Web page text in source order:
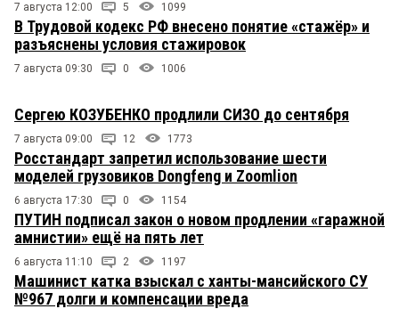
7 августа 12:00 5 1099
В Трудовой кодекс РФ внесено понятие «стажёр» и
разъяснены условия стажировок
7 августа 09:30 0 1006
Сергею КОЗУБЕНКО продлили СИЗО до сентября
7 августа 09:00 12 1773
Росстандарт запретил использование шести
моделей грузовиков Dongfeng и Zoomlion
6 августа 17:30 0 1154
ПУТИН подписал закон о новом продлении «гаражной
амнистии» ещё на пять лет
6 августа 11:10 2 1197
Машинист катка взыскал с ханты-мансийского СУ
№967 долги и компенсации вреда